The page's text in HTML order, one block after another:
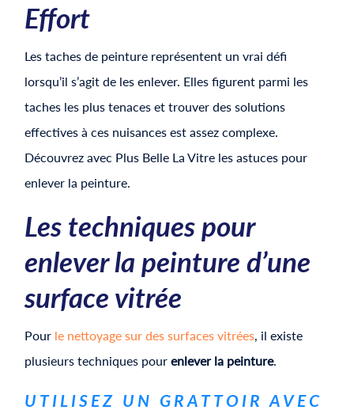
Effort
Les taches de peinture représentent un vrai défi
lorsqu’il s’agit de les enlever. Elles figurent parmi les
taches les plus tenaces et trouver des solutions
effectives à ces nuisances est assez complexe.
Découvrez avec Plus Belle La Vitre les astuces pour
enlever la peinture.
​​Les techniques pour
enlever la peinture d’une
surface vitrée
Pour le nettoyage sur des surfaces vitrées, il existe
plusieurs techniques pour enlever la peinture.
​​UTILISEZ UN GRATTOIR AVEC